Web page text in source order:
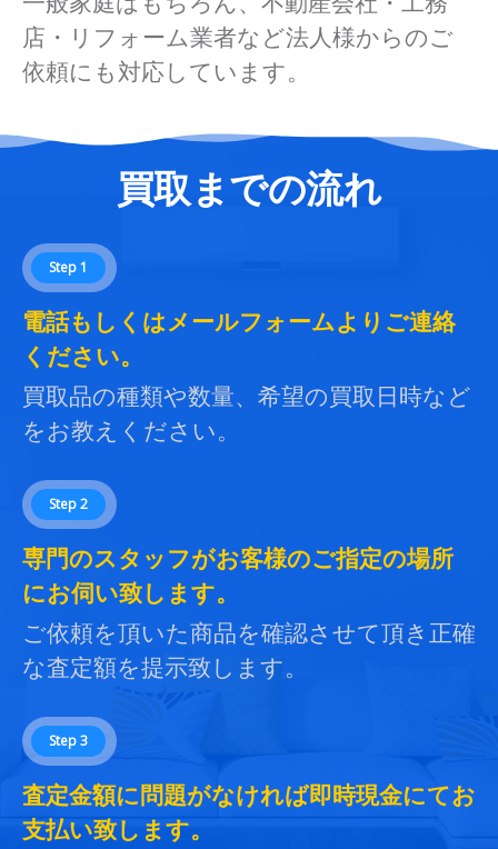
店・リフォーム業者など法人様からのご
依頼にも対応しています。
買取までの流れ
Step 1
電話もしくはメールフォームよりご連絡
ください。
買取品の種類や数量、希望の買取日時など
をお教えください。
Step 2
専門のスタッフがお客様のご指定の場所
にお伺い致します。
ご依頼を頂いた商品を確認させて頂き正確
な査定額を提示致します。
Step 3
査定金額に問題がなければ即時現金にてお
支払い致します。